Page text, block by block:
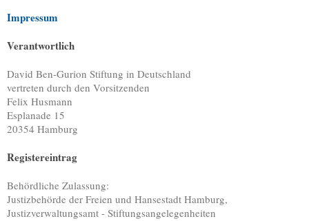
Impressum
Verantwortlich
David Ben-Gurion Stiftung in Deutschland
vertreten durch den Vorsitzenden
Felix Husmann
Esplanade 15
20354 Hamburg
Registereintrag
Behördliche Zulassung:
Justizbehörde der Freien und Hansestadt Hamburg,
Justizverwaltungsamt - Stiftungsangelegenheiten